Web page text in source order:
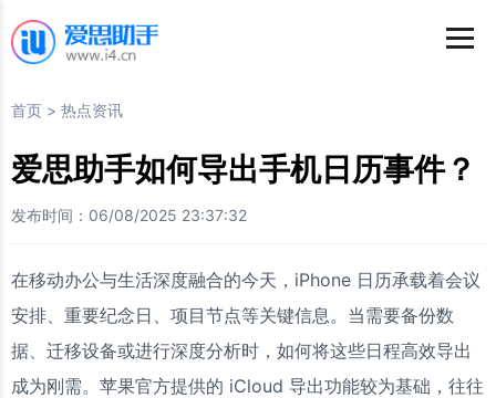
首页 > 热点资讯
爱思助手如何导出手机日历事件？
发布时间：06/08/2025 23:37:32
在移动办公与生活深度融合的今天，iPhone 日历承载着会议
安排、重要纪念日、项目节点等关键信息。当需要备份数
据、迁移设备或进行深度分析时，如何将这些日程高效导出
成为刚需。苹果官方提供的 iCloud 导出功能较为基础，往往